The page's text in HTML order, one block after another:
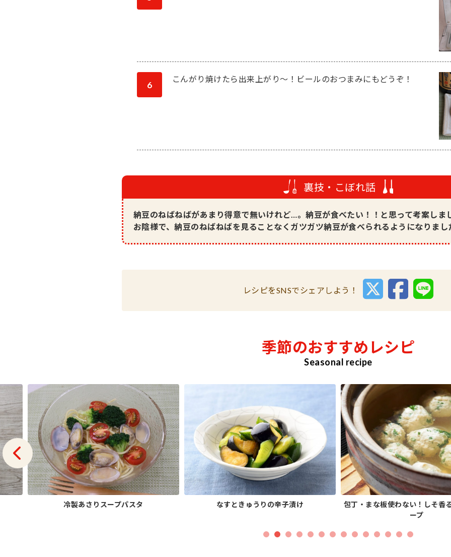
6
こんがり焼けたら出来上がり～！ビールのおつまみにもどうぞ！
裏技・こぼれ話
納豆のねばねばがあまり得意で無いけれど…。納豆が食べたい！！と思って考案しま
お陰様で、納豆のねばねばを見ることなくガツガツ納豆が食べられるようになりまし
レシピをSNSでシェアしよう！
季節のおすすめレシピ
Seasonal recipe
冷製あさりスープパスタ なすときゅうりの辛子漬け
包丁・まな板使わない！しそ香
ープ